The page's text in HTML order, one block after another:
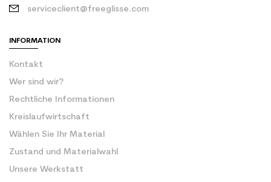
serviceclient@freeglisse.com
INFORMATION
Kontakt
Wer sind wir?
Rechtliche Informationen
Kreislaufwirtschaft
Wählen Sie Ihr Material
Zustand und Materialwahl
Unsere Werkstatt